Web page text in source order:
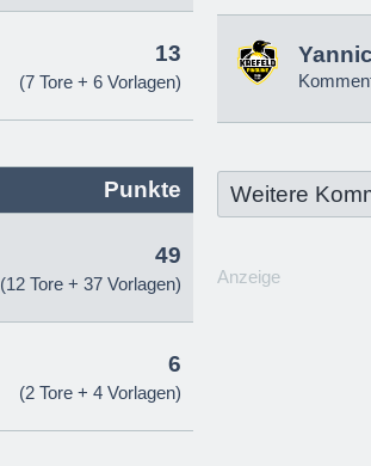
13
(7 Tore + 6 Vorlagen)
Punkte
49
(12 Tore + 37 Vorlagen)
6
(2 Tore + 4 Vorlagen)
Weitere
Anzeige